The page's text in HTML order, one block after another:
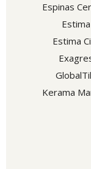
Espinas
Estima
Estima
Kerama